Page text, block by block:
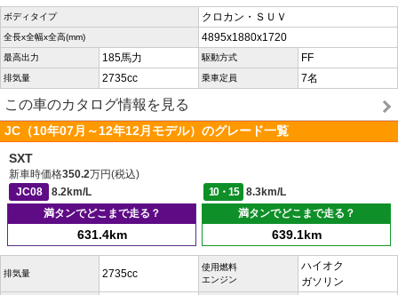
ボディタイプ クロカン・ＳＵＶ
全長x全幅x全高(mm) 4895x1880x1720
最高出力 185馬力 駆動方式 FF
排気量 2735cc 乗車定員 7名
この車のカタログ情報を見る
JC（10年07月～12年12月モデル）のグレード一覧
SXT
新車時価格350.2万円(税込)
JC08
8.2km/L 10・15
8.3km/L
満タンでどこまで走る？
631.4km
満タンでどこまで走る？
639.1km
排気量 2735cc
使用燃料
エンジン
ハイオク
ガソリン